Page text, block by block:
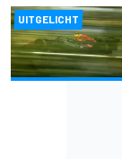
UITGELICHT